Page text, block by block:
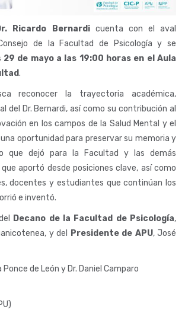
Ricardo Bernardi cuenta con el aval
de la Facultad de Psicología y se
29 de mayo a las 19:00 horas en el Aula
.
reconocer la trayectoria académica,
del Dr. Bernardi, así como su contribución al
en los campos de la Salud Mental y el
una oportunidad para preservar su memoria y
que dejó para la Facultad y las demás
aportó desde posiciones clave, así como
docentes y estudiantes que continúan los
e inventó.
Decano de la Facultad de Psicología,
y del
Presidente de APU, José
Ponce de León y Dr. Daniel Camparo